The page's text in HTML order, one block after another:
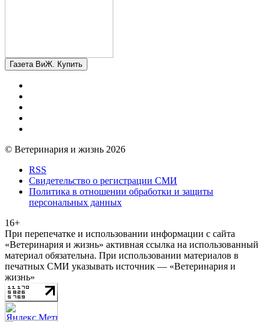
Газета ВиЖ. Купить
© Ветеринария и жизнь 2026
RSS
Свидетельство о регистрации СМИ
Политика в отношении обработки и защиты
персональных данных
16+
При перепечатке и использовании информации с сайта
«Ветеринария и жизнь» активная ссылка на использованный
материал обязательна. При использовании материалов в
печатных СМИ указывать источник — «Ветеринария и
жизнь»